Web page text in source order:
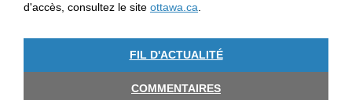
d'accès, consultez le site ottawa.ca
FIL D'ACTUALITÉ
COMMENTAIRES